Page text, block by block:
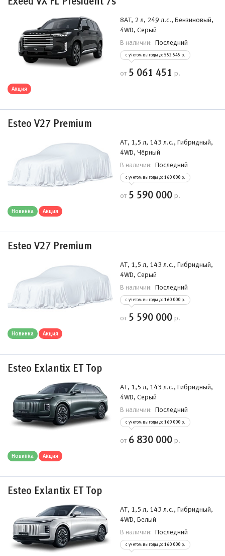
8AT, 2 л, 249 л.с., Бензиновый,
4WD, Серый
В наличии: Последний
с учетом выгоды до 552 545 р.
от 5 061 451 р.
Акция
Esteo V27 Premium
АТ, 1,5 л, 143 л.с., Гибридный,
4WD, Чёрный
В наличии: Последний
с учетом выгоды до 160 000 р.
от 5 590 000 р.
Новинка Акция
Esteo V27 Premium
АТ, 1,5 л, 143 л.с., Гибридный,
4WD, Серый
В наличии: Последний
с учетом выгоды до 160 000 р.
от 5 590 000 р.
Новинка Акция
Esteo Exlantix ET Top
АТ, 1,5 л, 143 л.с., Гибридный,
4WD, Серый
В наличии: Последний
с учетом выгоды до 160 000 р.
от 6 830 000 р.
Новинка Акция
Esteo Exlantix ET Top
АТ, 1,5 л, 143 л.с., Гибридный,
4WD, Белый
В наличии: Последний
с учетом выгоды до 160 000 р.